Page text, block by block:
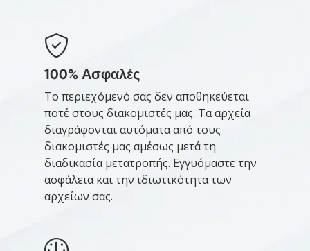
100% Ασφαλές
Το περιεχόμενό σας δεν αποθηκεύεται
ποτέ στους διακομιστές μας. Τα αρχεία
διαγράφονται αυτόματα από τους
διακομιστές μας αμέσως μετά τη
διαδικασία μετατροπής. Εγγυόμαστε την
ασφάλεια και την ιδιωτικότητα των
αρχείων σας.